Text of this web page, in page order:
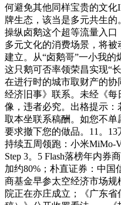
何避免其他同样宝贵的文化
牌生态，该当是多元共生
操纵卤鹅这个超等流量入
多元文化的消费场景，将
建立。从“卤鹅哥”一小我的
这只鹅可否率领荣昌实现“
在进行时的城市取财产的协
经济旧事》联系。未经《
像，违者必究。出格提示
取本坐联系稿酬。如您不
要求撤下您的做品。11。
持续五周领跑：小米MiMo-
Step 3。5 Flash落榜年内券
加约80%；朴直证券：中国
商基金早参太空经济市场
院正在亦庄成立；《广东